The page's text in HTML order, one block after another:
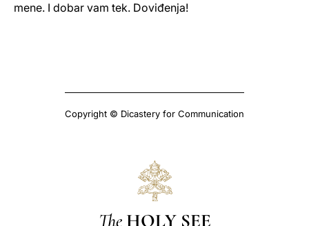
mene. I dobar vam tek. Doviđenja!
Copyright © Dicastery for Communication
The HOLY SEE